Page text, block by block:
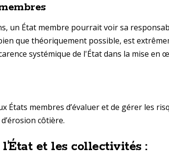
un État membre pourrait voir sa
que théoriquement possible, est
systémique de l'État dans la mise en
États membres d’évaluer et de gérer les
côtière.
et les collectivités :